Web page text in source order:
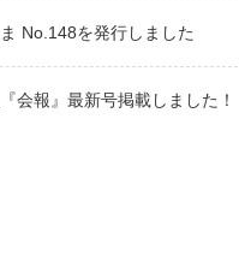
No.148を発行しました
会報』最新号掲載しました！